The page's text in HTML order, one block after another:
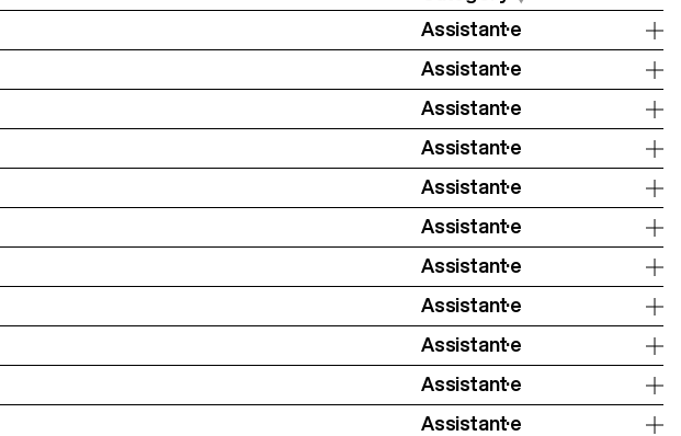
Assistant·e
Assistant·e
Assistant·e
Assistant·e
Assistant·e
Assistant·e
Assistant·e
Assistant·e
Assistant·e
Assistant·e
Assistant·e